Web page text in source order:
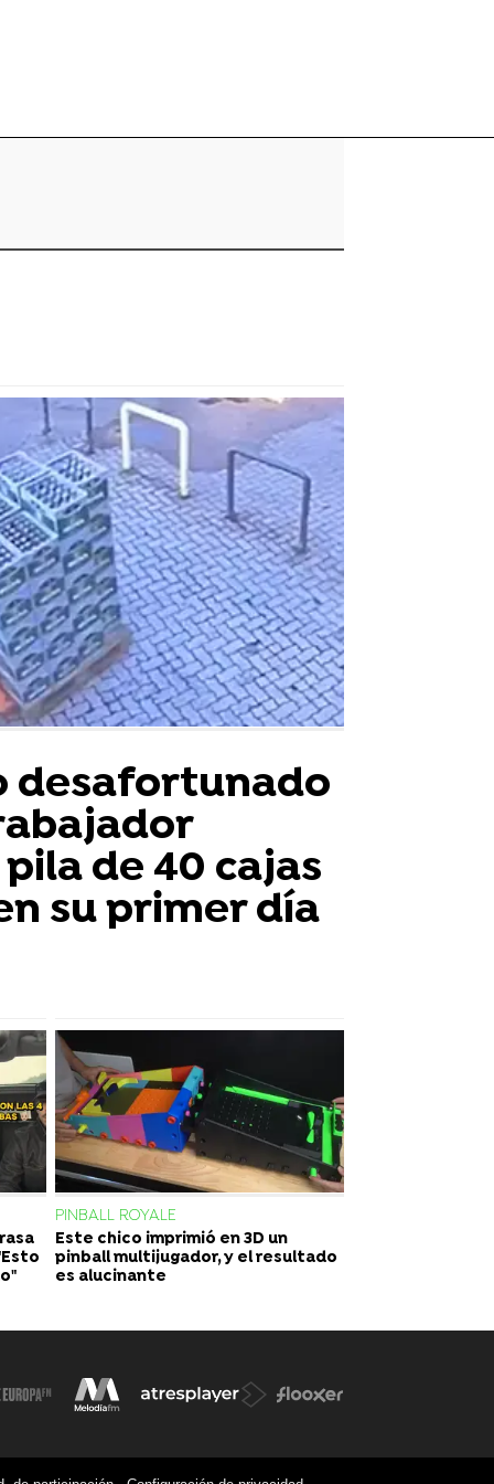
desafortunado
de 40 cajas
su primer día
PINBALL ROYALE
Este chico imprimió en 3D un
pinball multijugador, y el resultado
es alucinante